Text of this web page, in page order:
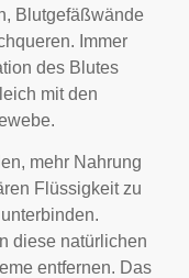
Blutgefäßwände
Immer
des Blutes
mit den
mehr Nahrung
Flüssigkeit zu
diese natürlichen
entfernen. Das